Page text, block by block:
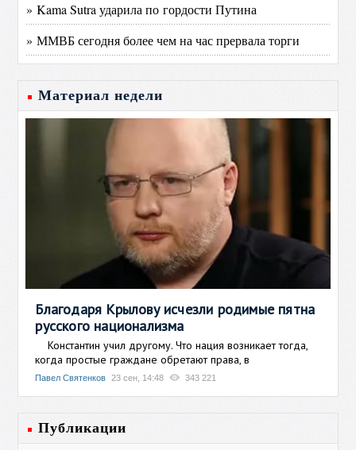
» Kama Sutra ударила по гордости Путина
» ММВБ сегодня более чем на час прервала торги
Материал недели
Благодаря Крылову исчезли родимые пятна
русского национализма
Константин учил другому. Что нация возникает тогда,
когда простые граждане обретают права, в
Павел Святенков 23 сен, 14:48 343 221
Публикации